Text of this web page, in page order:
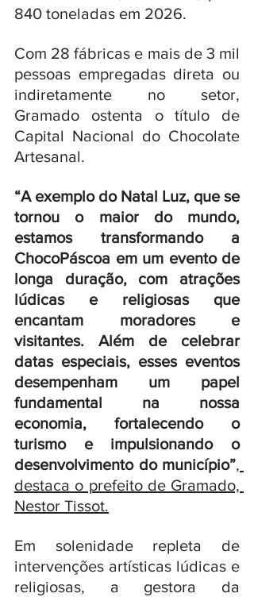
840 toneladas em 2026.
Com 28 fábricas e mais de 3 mil
pessoas empregadas direta ou
indiretamente no setor,
Gramado ostenta o título de
Capital Nacional do Chocolate
Artesanal.
“A exemplo do Natal Luz, que se
tornou o maior do mundo,
estamos transformando a
ChocoPáscoa em um evento de
longa duração, com atrações
lúdicas e religiosas que
encantam moradores e
visitantes. Além de celebrar
datas especiais, esses eventos
desempenham um papel
fundamental na nossa
economia, fortalecendo o
turismo e impulsionando o
desenvolvimento do município”,
destaca o prefeito de Gramado,
Nestor Tissot.
Em solenidade repleta de
intervenções artísticas lúdicas e
religiosas, a gestora da